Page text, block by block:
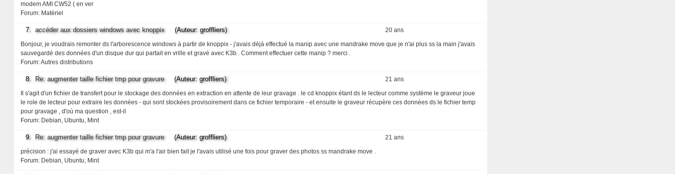
modem AMI CW52 ( en ver
Forum: Matériel
20 ans
7. accéder aux dossiers windows avec knoppix(Auteur: groffliers)
Bonjour, je voudrais remonter ds l'arborescence windows à partir de knoppix - j'avais déjà effectué la manip avec une mandrake move que je n'ai plus ss la main j'avais
sauvegardé des données d'un disque dur qui partait en vrille et gravé avec K3b . Comment effectuer cette manip ? merci .
Forum:Autres distributions
21 ans
8. Re: augmenter taille fichier tmp pour gravure(Auteur: groffliers)
Il s'agit d'un fichier de transfert pour le stockage des données en extraction en attente de leur gravage . le cd knoppix étant ds le lecteur comme système le graveur joue
le role de lecteur pour extraire les données - qui sont stockées provisoirement dans ce fichier temporaire - et ensuite le graveur récupère ces données ds le fichier temp
pour gravage , d'où ma question , est-il
Forum: Debian, Ubuntu, Mint
21 ans
9. Re: augmenter taille fichier tmp pour gravure(Auteur: groffliers)
précision : j'ai essayé de graver avec K3b qui m'a l'air bien fait je l'avais utilisé une fois pour graver des photos ss mandrake move .
Forum: Debian, Ubuntu, Mint